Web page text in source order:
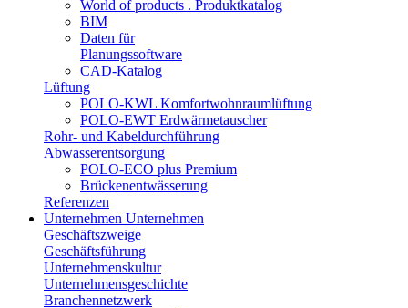
World of products . Produktkatalog
BIM
Daten für
Planungssoftware
CAD-Katalog
Lüftung
POLO-KWL Komfortwohnraumlüftung
POLO-EWT Erdwärmetauscher
Rohr- und Kabeldurchführung
Abwasserentsorgung
POLO-ECO plus Premium
Brückenentwässerung
Referenzen
Unternehmen Unternehmen
Geschäftszweige
Geschäftsführung
Unternehmenskultur
Unternehmensgeschichte
Branchennetzwerk